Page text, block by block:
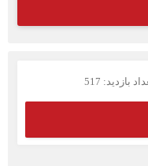
بازدید: 517